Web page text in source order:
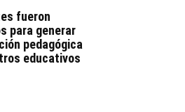
fueron
para generar
pedagógica
educativos